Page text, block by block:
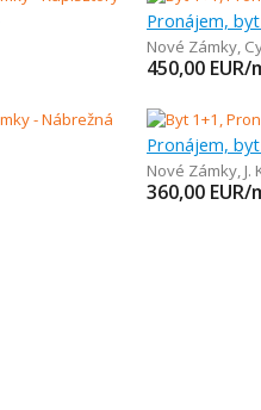
Pronájem,
Nové Zámky,
450,00 EUR/
Pronájem,
Nové Zámky, J.
360,00 EUR/